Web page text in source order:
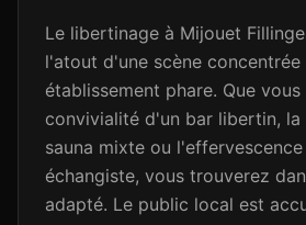
Le libertinage à Mijouet
l'atout d'une scène
établissement phare. Que
convivialité d'un bar libertin, la
sauna mixte ou
échangiste, vous trouverez
adapté. Le public local est